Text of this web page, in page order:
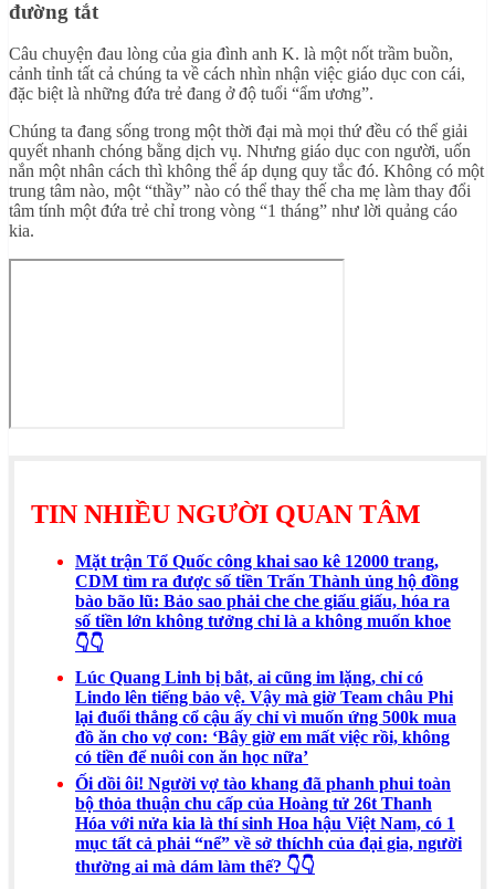
đường tắt
Câu chuyện đau lòng của gia đình anh K. là một nốt trầm buồn,
cảnh tỉnh tất cả chúng ta về cách nhìn nhận việc giáo dục con cái,
đặc biệt là những đứa trẻ đang ở độ tuổi “ẩm ương”.
Chúng ta đang sống trong một thời đại mà mọi thứ đều có thể giải
quyết nhanh chóng bằng dịch vụ. Nhưng giáo dục con người, uốn
nắn một nhân cách thì không thể áp dụng quy tắc đó. Không có một
trung tâm nào, một “thầy” nào có thể thay thế cha mẹ làm thay đổi
tâm tính một đứa trẻ chỉ trong vòng “1 tháng” như lời quảng cáo
kia.
TIN NHIỀU NGƯỜI QUAN TÂM
Mặt trận Tổ Quốc công khai sao kê 12000 trang,
CDM tìm ra được số tiền Trấn Thành ủng hộ đồng
bào bão lũ: Bảo sao phải che che giấu giấu, hóa ra
số tiền lớn không tưởng chỉ là a không muốn khoe
👇👇
Lúc Quang Linh bị bắt, ai cũng im lặng, chỉ có
Lindo lên tiếng bảo vệ. Vậy mà giờ Team châu Phi
lại đuổi thẳng cổ cậu ấy chỉ vì muốn ứng 500k mua
đồ ăn cho vợ con: ‘Bây giờ em mất việc rồi, không
có tiền để nuôi con ăn học nữa’
Ối dồi ôi! Người vợ tào khang đã phanh phui toàn
bộ thỏa thuận chu cấp của Hoàng tử 26t Thanh
Hóa với nửa kia là thí sinh Hoa hậu Việt Nam, có 1
mục tất cả phải “nể” về sở thíchh của đại gia, người
thường ai mà dám làm thế? 👇👇